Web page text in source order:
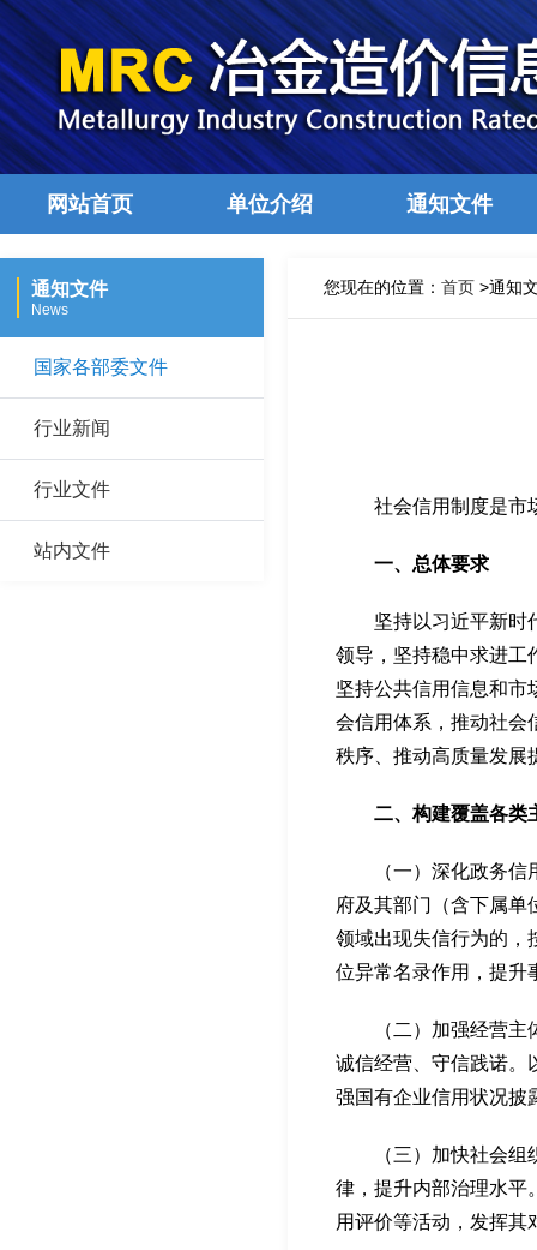
网站首页 单位介绍 通知文件
通知文件
News
国家各部委文件
行业新闻
行业文件
站内文件
您现在的位置： 首页 >通知
社会信用制度是市场
一、总体要求
坚持以习近平新时代
领导，坚持稳中求进工
坚持公共信用信息和市
会信用体系，推动社会
秩序、推动高质量发展
二、构建覆盖各类
（一）深化政务信用
府及其部门（含下属
领域出现失信行为的，
位异常名录作用，提升
（二）加强经营主体
诚信经营、守信践诺。
强国有企业信用状况披
（三）加快社会组织
律，提升内部治理水平
用评价等活动，发挥其